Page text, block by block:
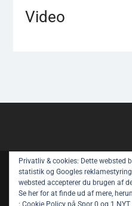
Video
Copyright ©
Spor 1 Nyt –
Privatliv & cookies: Dette websted
statistik og Googles
websted accepterer du brugen af
Se her for at finde ud af mere,
: Cookie Policy på Spor 0 og 1 NYT